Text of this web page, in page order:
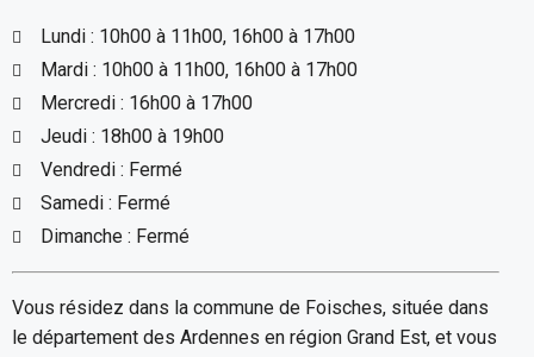
Lundi : 10h00 à 11h00, 16h00 à 17h00
Mardi : 10h00 à 11h00, 16h00 à 17h00
Mercredi : 16h00 à 17h00
Jeudi : 18h00 à 19h00
Vendredi : Fermé
Samedi : Fermé
Dimanche : Fermé
Vous résidez dans la commune de Foisches, située dans
le département des Ardennes en région Grand Est, et vous